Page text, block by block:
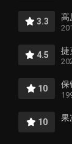
3.3 高
4.5 捷
10 保
10 果